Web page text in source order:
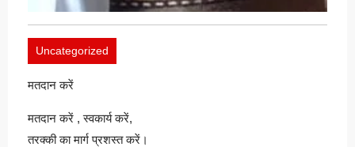
Uncategorized
मतदान करें
मतदान करें , स्वकार्य करें,
तरक्की का मार्ग प्रशस्त करें।